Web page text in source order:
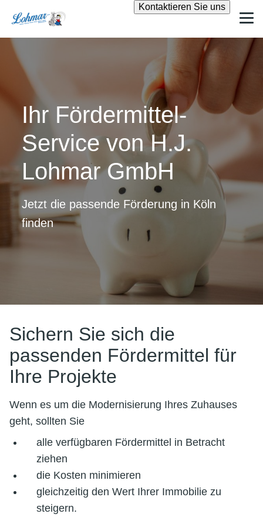
Kontaktieren Sie unsSuche
Ihr Fördermittel-
Service von H.J.
Lohmar GmbH
Jetzt die passende Förderung in Köln
finden
Sichern Sie sich die
passenden Fördermittel für
Ihre Projekte
Wenn es um die Modernisierung Ihres Zuhauses
geht, sollten Sie
alle verfügbaren Fördermittel in Betracht
ziehen
die Kosten minimieren
gleichzeitig den Wert Ihrer Immobilie zu
steigern.